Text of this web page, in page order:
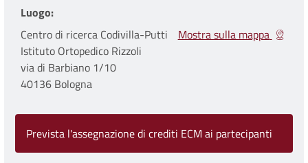
Luogo
Centro di ricerca Codivilla-Putti
Istituto Ortopedico Rizzoli
via di Barbiano 1/10
40136 Bologna
Mostra sulla mappa
Prevista l'assegnazione di crediti ECM ai partecipanti